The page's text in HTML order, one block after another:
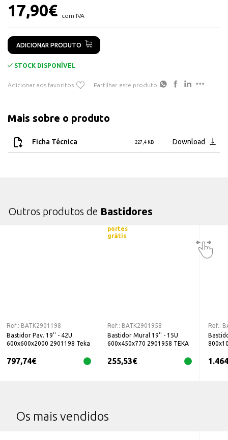
Argolas (p/ passagem e organização de cabos): 2 unidades
Peso [g]: 410
17,90€ com IVA
ADICIONAR PRODUTO
STOCK DISPONÍVEL
Adicionar aos favoritos Partilhar este produto
Mais sobre o produto
Ficha Técnica 227,4 KB Download
Outros produtos de Bastidores
Ref.: BATK2901198
Bastidor Pav. 19'' - 42U
600x600x2000 2901198 Teka
797,74€
portes
grátis
Ref.: BATK2901958
Bastidor Mural 19'' - 15U
600x450x770 2901958 TEKA
255,53€
Ref.:
Os mais vendidos